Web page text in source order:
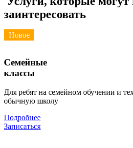
заинтересовать
Новое
Семейные
классы
Для ребят на семейном обучении и
обычную школу
Подробнее
Записаться